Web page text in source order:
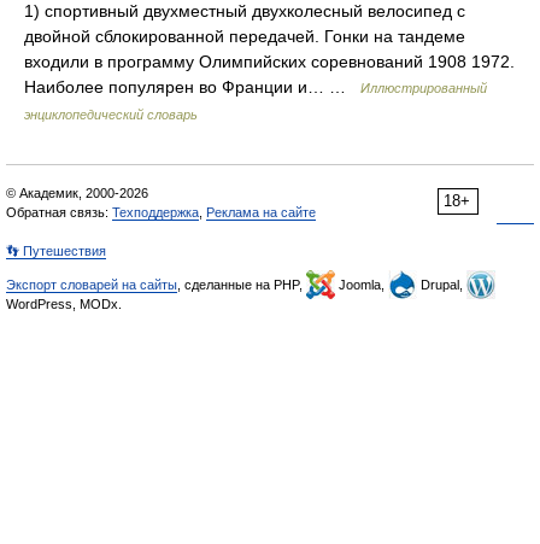
1) спортивный двухместный двухколесный велосипед с
двойной сблокированной передачей. Гонки на тандеме
входили в программу Олимпийских соревнований 1908 1972.
Наиболее популярен во Франции и… …
Иллюстрированный
энциклопедический словарь
18+
© Академик, 2000-2026
Обратная связь: Техподдержка Реклама на сайте
👣 Путешествия
Экспорт словарей на сайты , сделанные на PHP, Joomla,
Drupal,
WordPress, MODx.